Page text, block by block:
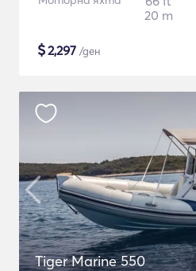
20 m
$2,297 /ден
Tiger Marine 550